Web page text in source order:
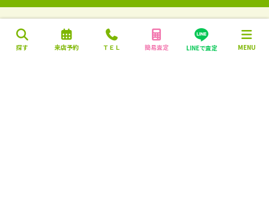
探す 来店予約 ＴＥＬ 簡易査定 LINEで査定 MENU